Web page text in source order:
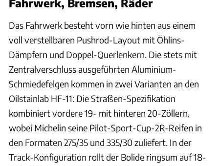
Fahrwerk, Bremsen, Räder
Das Fahrwerk besteht vorn wie hinten aus einem
voll verstellbaren Pushrod-Layout mit Öhlins-
Dämpfern und Doppel-Querlenkern. Die stets mit
Zentralverschluss ausgeführten Aluminium-
Schmiedefelgen kommen in zwei Varianten an den
Oilstainlab HF-11: Die Straßen-Spezifikation
kombiniert vordere 19- mit hinteren 20-Zöllern,
wobei Michelin seine Pilot-Sport-Cup-2R-Reifen in
den Formaten 275/35 und 335/30 zuliefert. In der
Track-Konfiguration rollt der Bolide ringsum auf 18-